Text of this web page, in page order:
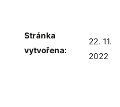
Stránka
vytvořena:
22. 11.
2022